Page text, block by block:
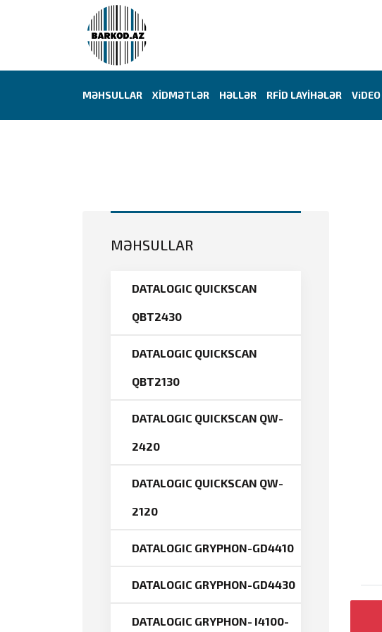
MƏHSULLAR XİDMƏTLƏR HƏLLƏR RFİD LAYİHƏLƏR ViDEO
MƏHSULLAR
DATALOGIC QUICKSCAN
QBT2430
DATALOGIC QUICKSCAN
QBT2130
DATALOGIC QUICKSCAN QW-
2420
DATALOGIC QUICKSCAN QW-
2120
DATALOGIC GRYPHON-GD4410
DATALOGIC GRYPHON-GD4430
DATALOGIC GRYPHON- I4100-